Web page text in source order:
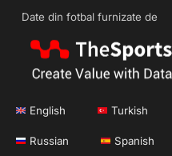
Date din fotbal furnizate de
English Turkish
Russian Spanish